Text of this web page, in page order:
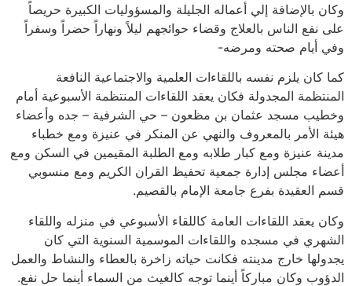
وكان بالإضافة إلي أعماله الجليلة والمسؤوليات الكبيرة حريصاً
على نفع الناس بالعلاج وقضاء حوائجهم ليلاً ونهاراً حضراً وسفراً
وفي أيام صحته ومرضه-
كما كان يلزم نفسه باللقاءات العلمية والاجتماعية النافعة
المنتظمة المجدولة فكان يعقد اللقاءات المنتظمة الأسبوعية أمام
وخطيب مسجد عثمان بن مظعون – حي الشرفية – جده وأعضاء
هيئة الأمر بالمعروف والنهي عن المنكر في عنيزة ومع خطباء
مدينة عنيزة ومع كبار طلابه ومع الطلبة المقيمين في السكن ومع
أعضاء مجلس إدارة جمعية تحفيظ القران الكريم ومع منسوبي
قسم العقيدة بفرع جامعة الإمام بالقصيم.
وكان يعقد اللقاءات العامة كاللقاء الأسبوعي في منزله واللقاء
الشهري في مسجده واللقاءات الموسمية السنوية التي كان
يجدولها خارج مدينته فكانت حياته زاخرة بالعطاء والنشاط والعمل
الدؤوب وكان مباركاً أينما توجه كالغيث من السماء أينما حل نفع.